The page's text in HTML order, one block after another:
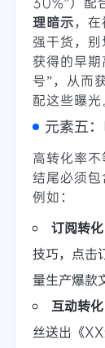
理暗示，
强干货，
获得的早
号”，从而
配这些曝光
元素五
高转化率
结尾必须包
例如：
订阅转化
技巧，点击
量生产爆款
互动转化
丝送出《